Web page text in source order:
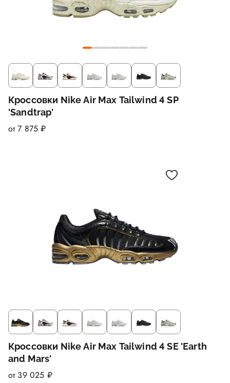
Кроссовки Nike Air Max Tailwind 4 SP
'Sandtrap'
от 7 875 ₽
Кроссовки Nike Air Max Tailwind 4 SE 'Earth
and Mars'
от 39 025 ₽